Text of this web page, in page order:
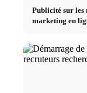
Publicité sur les
marketing en